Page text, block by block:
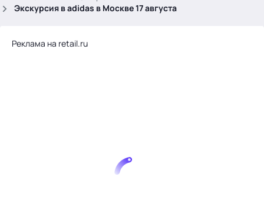
Экскурсия в adidas в Москве 17 августа
Реклама на retail.ru